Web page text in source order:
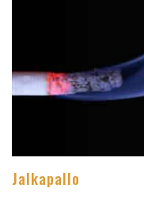
Jalkapallo